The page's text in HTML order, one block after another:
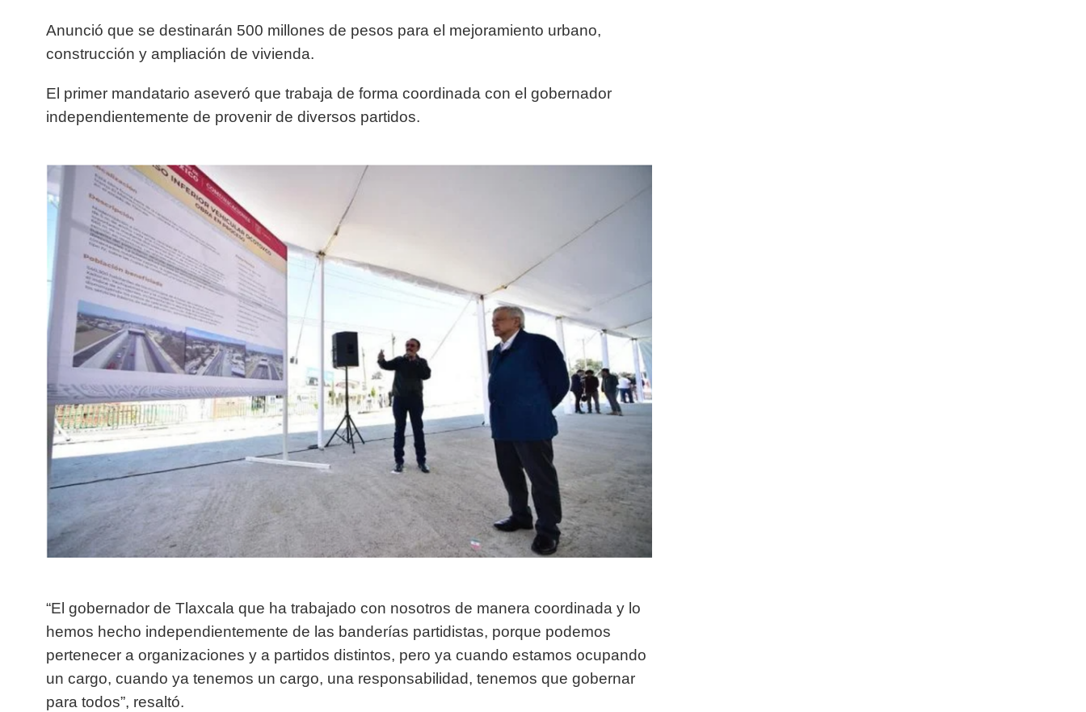
Anunció que se destinarán 500 millones de pesos para el mejoramiento urbano,
construcción y ampliación de vivienda.
El primer mandatario aseveró que trabaja de forma coordinada con el gobernador
independientemente de provenir de diversos partidos.
“El gobernador de Tlaxcala que ha trabajado con nosotros de manera coordinada y lo
hemos hecho independientemente de las banderías partidistas, porque podemos
pertenecer a organizaciones y a partidos distintos, pero ya cuando estamos ocupando
un cargo, cuando ya tenemos un cargo, una responsabilidad, tenemos que gobernar
para todos”, resaltó.